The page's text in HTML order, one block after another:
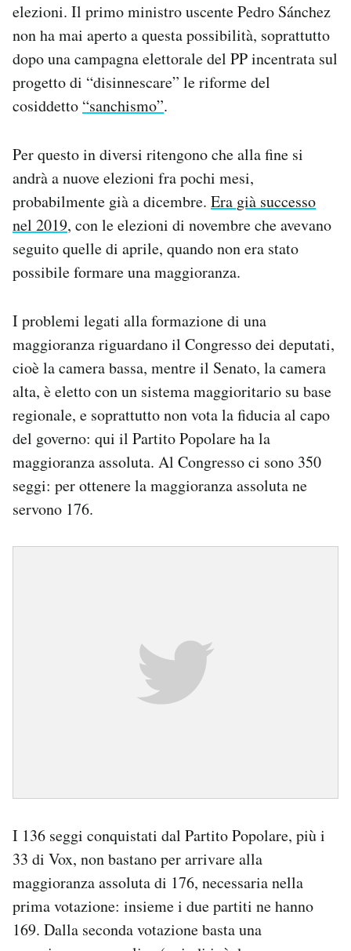
elezioni. Il primo ministro uscente Pedro Sánchez
non ha mai aperto a questa possibilità, soprattutto
dopo una campagna elettorale del PP incentrata sul
progetto di “disinnescare” le riforme del
cosiddetto “sanchismo”.
Per questo in diversi ritengono che alla fine si
andrà a nuove elezioni fra pochi mesi,
probabilmente già a dicembre. Era già successo
nel 2019, con le elezioni di novembre che avevano
seguito quelle di aprile, quando non era stato
possibile formare una maggioranza.
I problemi legati alla formazione di una
maggioranza riguardano il Congresso dei deputati,
cioè la camera bassa, mentre il Senato, la camera
alta, è eletto con un sistema maggioritario su base
regionale, e soprattutto non vota la fiducia al capo
del governo: qui il Partito Popolare ha la
maggioranza assoluta. Al Congresso ci sono 350
seggi: per ottenere la maggioranza assoluta ne
servono 176.
I 136 seggi conquistati dal Partito Popolare, più i
33 di Vox, non bastano per arrivare alla
maggioranza assoluta di 176, necessaria nella
prima votazione: insieme i due partiti ne hanno
169. Dalla seconda votazione basta una